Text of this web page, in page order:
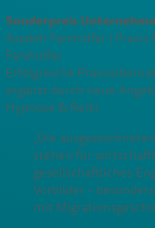
Sonderpreis
Azadeh Farshidfar |
Farshidfar
Erfolgreiche
ergänzt durch neue
Hypnose & Reiki.
„Die
stehen für
gesellschaftliches
Vorbilder –
mit